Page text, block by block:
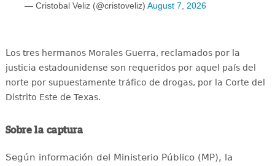
— Cristobal Veliz (@cristoveliz) August 7, 2026
Los tres hermanos Morales Guerra, reclamados por la
justicia estadounidense son requeridos por aquel país del
norte por supuestamente tráfico de drogas, por la Corte del
Distrito Este de Texas.
Sobre la captura
Según información del Ministerio Público (MP), la